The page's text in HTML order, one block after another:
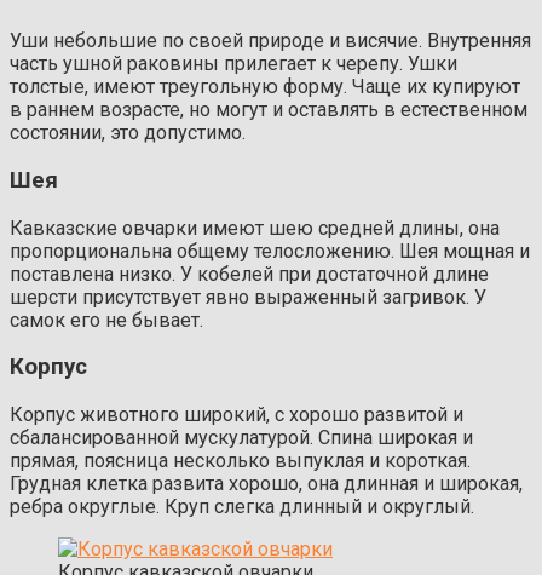
Уши небольшие по своей природе и висячие. Внутренняя
часть ушной раковины прилегает к черепу. Ушки
толстые, имеют треугольную форму. Чаще их купируют
в раннем возрасте, но могут и оставлять в естественном
состоянии, это допустимо.
Шея
Кавказские овчарки имеют шею средней длины, она
пропорциональна общему телосложению. Шея мощная и
поставлена низко. У кобелей при достаточной длине
шерсти присутствует явно выраженный загривок. У
самок его не бывает.
Корпус
Корпус животного широкий, с хорошо развитой и
сбалансированной мускулатурой. Спина широкая и
прямая, поясница несколько выпуклая и короткая.
Грудная клетка развита хорошо, она длинная и широкая,
ребра округлые. Круп слегка длинный и округлый.